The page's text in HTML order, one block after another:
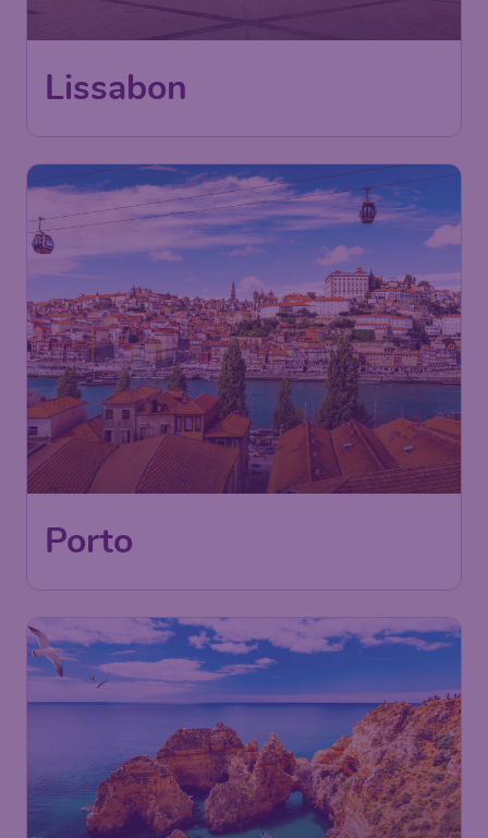
Portela
Porto €
202
ab
Berlin
Flughafen Berlin
Abflug: 26 Aug.